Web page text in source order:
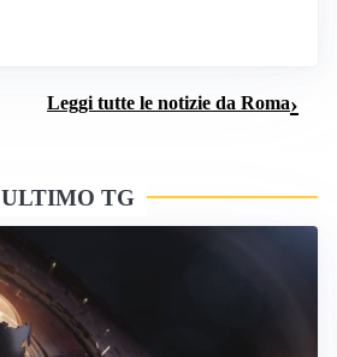
Leggi tutte le notizie da Roma
ULTIMO TG